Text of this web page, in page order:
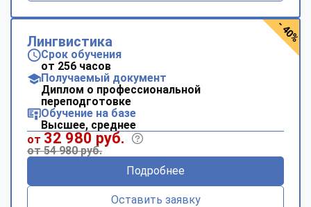
Лингвистика
Срок обучения
от 256 часов
Получаемый документ
Диплом о профессиональной
переподготовке
Обучение на базе
Высшее, среднее
от 32 980 руб.
от 54 980 руб.
Подробнее
Оставить заявку
- 40%